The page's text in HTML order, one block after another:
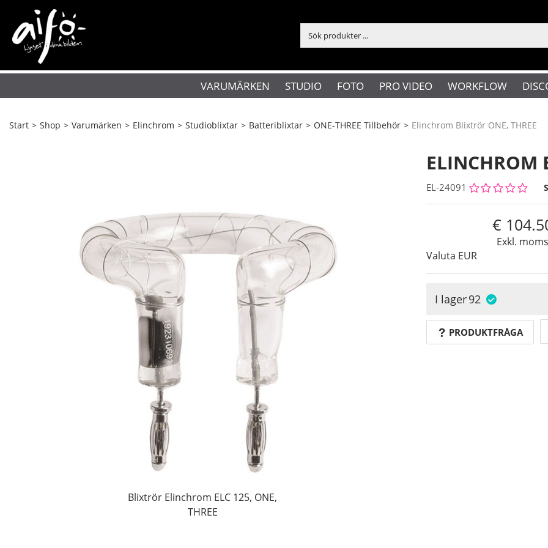
VARUMÄRKEN STUDIO FOTO PRO VIDEO WORKFLOW
Start > Shop > Varumärken > Elinchrom > Studioblixtar > Batteriblixtar > ONE-THREE Tillbehör > Elinchrom Blixtrör ONE, THREE
Blixtrör Elinchrom ELC 125, ONE,
THREE
ELINCHROM
EL-24091
Exkl.
Valuta EUR
I lager92
PRODUKTFRÅGA